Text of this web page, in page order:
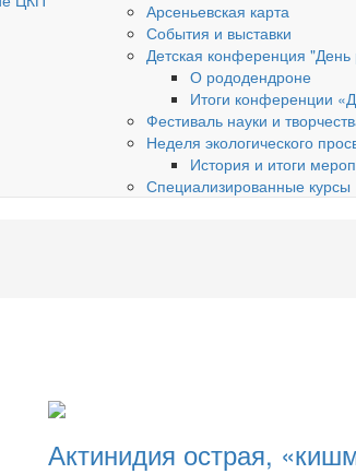
Арсеньевская карта
События и выставки
Детская конференция
О рододендроне
Итоги конференции
Фестиваль науки и
Неделя экологического
История и итоги
Специализированные курсы
Актинидия острая,